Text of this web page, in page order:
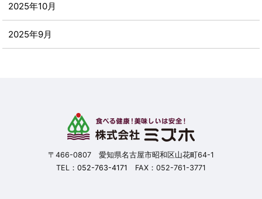
2025年10月
2025年9月
〒466-0807 愛知県名古屋市昭和区山花町64-1
TEL： 052-763-4171 FAX：052-761-3771